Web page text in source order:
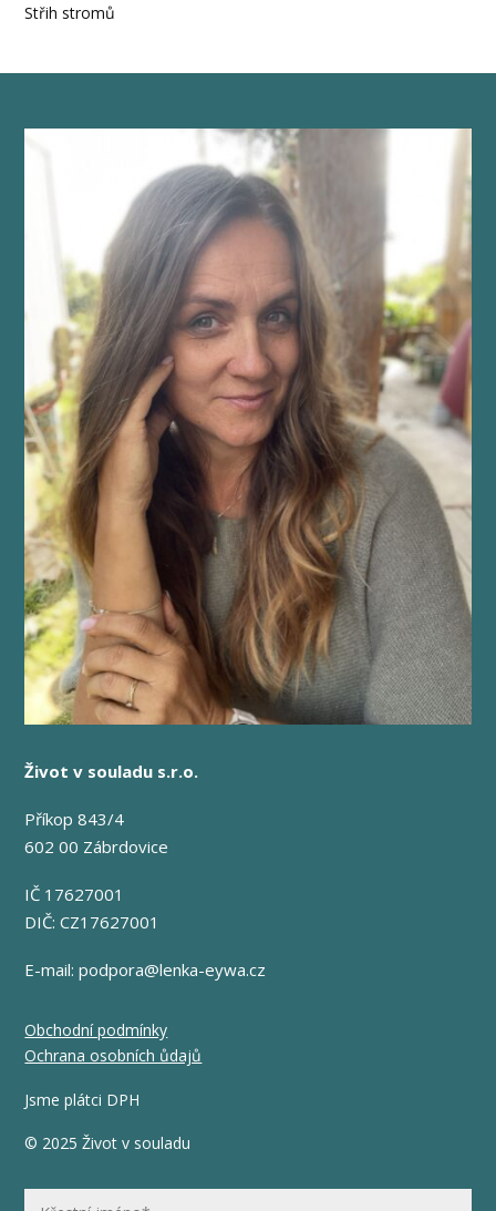
Střih stromů
Život v souladu s.r.o.
Příkop 843/4
602 00 Zábrdovice
IČ 17627001
DIČ: CZ17627001
E-mail:podpora@lenka-eywa.cz
Obchodní podmínky
Ochrana osobních ůdajů
Jsme plátci DPH
© 2025 Život v souladu